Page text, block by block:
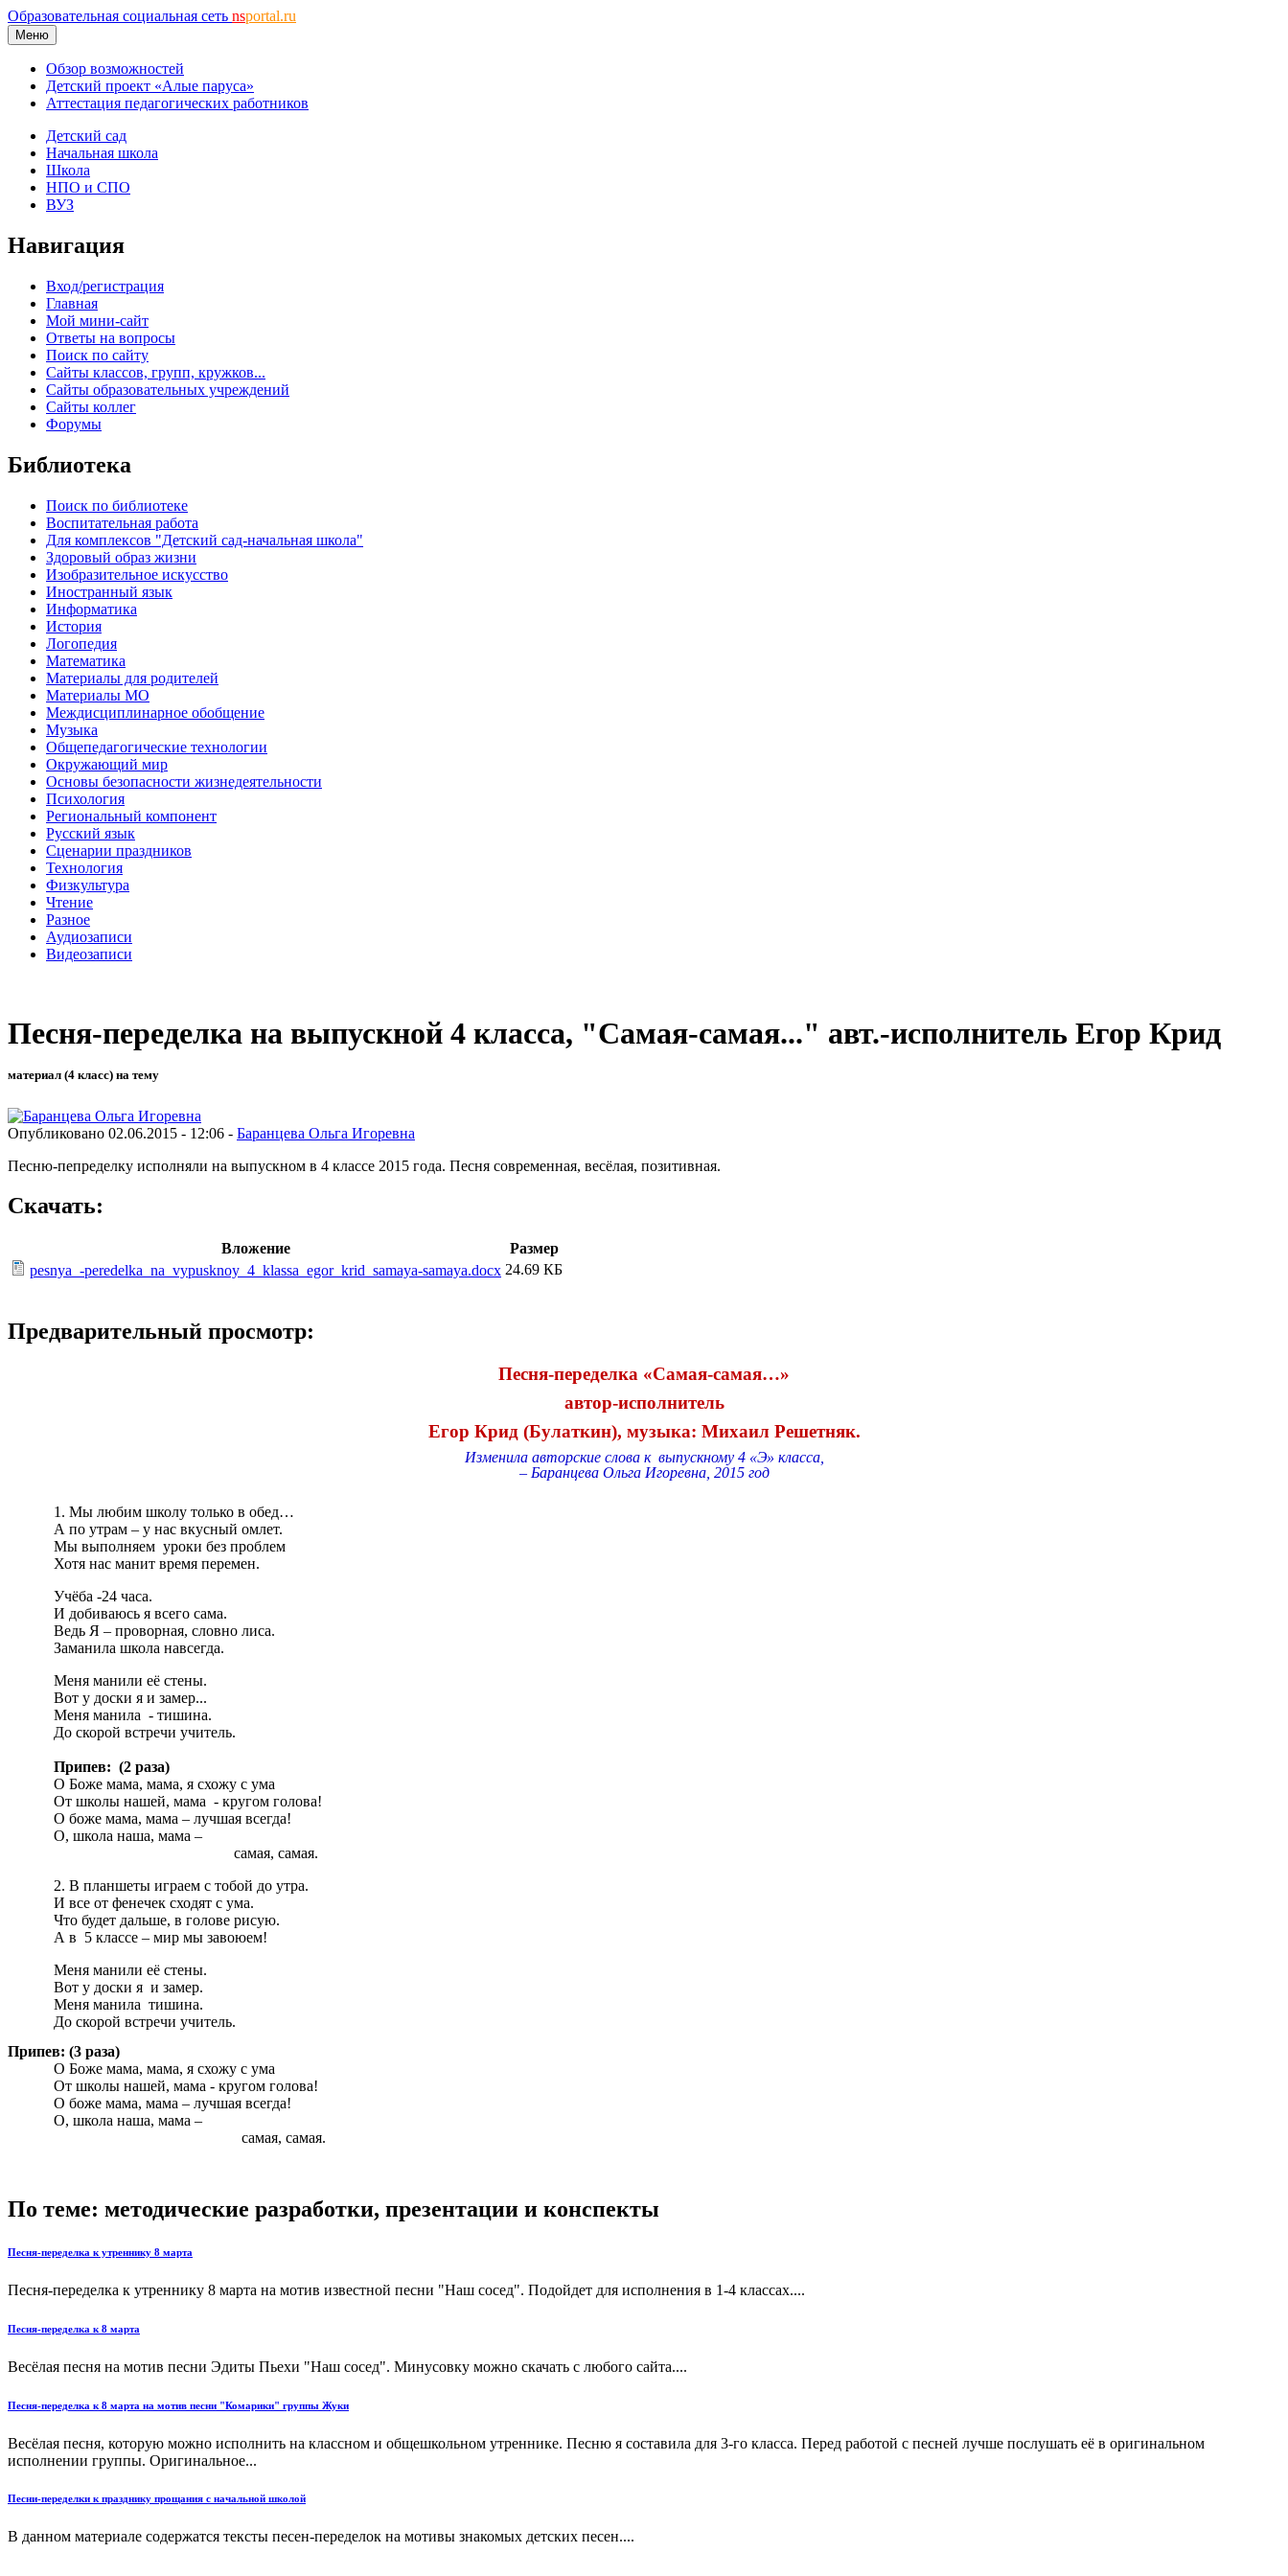
Образовательная социальная сеть nsportal.ru
Меню
Обзор возможностей
Детский проект «Алые паруса»
Аттестация педагогических работников
Детский сад
Начальная школа
Школа
НПО и СПО
ВУЗ
Навигация
Вход/регистрация
Главная
Мой мини-сайт
Ответы на вопросы
Поиск по сайту
Сайты классов, групп, кружков...
Сайты образовательных учреждений
Сайты коллег
Форумы
Библиотека
Поиск по библиотеке
Воспитательная работа
Для комплексов "Детский сад-начальная школа"
Здоровый образ жизни
Изобразительное искусство
Иностранный язык
Информатика
История
Логопедия
Математика
Материалы для родителей
Материалы МО
Междисциплинарное обобщение
Музыка
Общепедагогические технологии
Окружающий мир
Основы безопасности жизнедеятельности
Психология
Региональный компонент
Русский язык
Сценарии праздников
Технология
Физкультура
Чтение
Разное
Аудиозаписи
Видеозаписи
Песня-переделка на выпускной 4 класса, "Самая-самая..." авт.-исполнитель Егор Крид
материал (4 класс) на тему
Опубликовано 02.06.2015 - 12:06 - Баранцева Ольга Игоревна
Песню-пепределку исполняли на выпускном в 4 классе 2015 года. Песня современная, весёлая, позитивная.
Скачать:
Вложение
Размер
pesnya_-peredelka_na_vypusknoy_4_klassa_egor_krid_samaya-samaya.docx 24.69 КБ
Предварительный просмотр:
Песня-переделка «Самая-самая…»
автор-исполнитель
Егор Крид (Булаткин), музыка: Михаил Решетняк.
Изменила авторские слова к выпускному 4 «Э» класса,
– Баранцева Ольга Игоревна, 2015 год
Мы любим школу только в обед…
А по утрам – у нас вкусный омлет.
Мы выполняем уроки без проблем
Хотя нас манит время перемен.
Учёба -24 часа.
И добиваюсь я всего сама.
Ведь Я – проворная, словно лиса.
Заманила школа навсегда.
Меня манили её стены.
Вот у доски я и замер...
Меня манила - тишина.
До скорой встречи учитель.
Припев: (2 раза)
О Боже мама, мама, я схожу с ума
От школы нашей, мама - кругом голова!
О боже мама, мама – лучшая всегда!
О, школа наша, мама –
самая, самая.
В планшеты играем с тобой до утра.
И все от фенечек сходят с ума.
Что будет дальше, в голове рисую.
А в 5 классе – мир мы завоюем!
Меня манили её стены.
Вот у доски я и замер.
Меня манила тишина.
До скорой встречи учитель.
Припев: (3 раза)
О Боже мама, мама, я схожу с ума
От школы нашей, мама - кругом голова!
О боже мама, мама – лучшая всегда!
О, школа наша, мама –
самая, самая.
По теме: методические разработки, презентации и конспекты
Песня-переделка к утреннику 8 марта
Песня-переделка к утреннику 8 марта на мотив известной песни "Наш сосед". Подойдет для исполнения в 1-4 классах....
Песня-переделка к 8 марта
Весёлая песня на мотив песни Эдиты Пьехи "Наш сосед". Минусовку можно скачать с любого сайта....
Песня-переделка к 8 марта на мотив песни "Комарики" группы Жуки
Весёлая песня, которую можно исполнить на классном и общешкольном утреннике. Песню я составила для 3-го класса. Перед работой с песней лучше послушать её в оригинальном
исполнении группы. Оригинальное...
Песни-переделки к празднику прощания с начальной школой
В данном материале содержатся тексты песен-переделок на мотивы знакомых детских песен....